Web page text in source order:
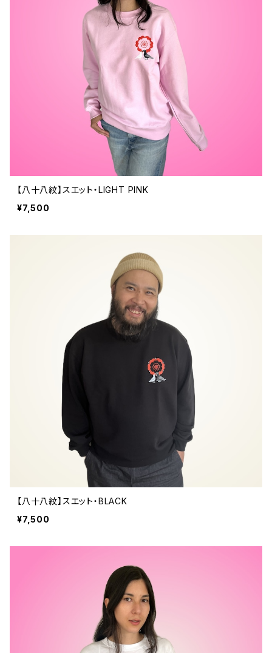
【八十八紋】スエット・LIGHT PINK
¥7,500
【八十八紋】スエット・BLACK
¥7,500